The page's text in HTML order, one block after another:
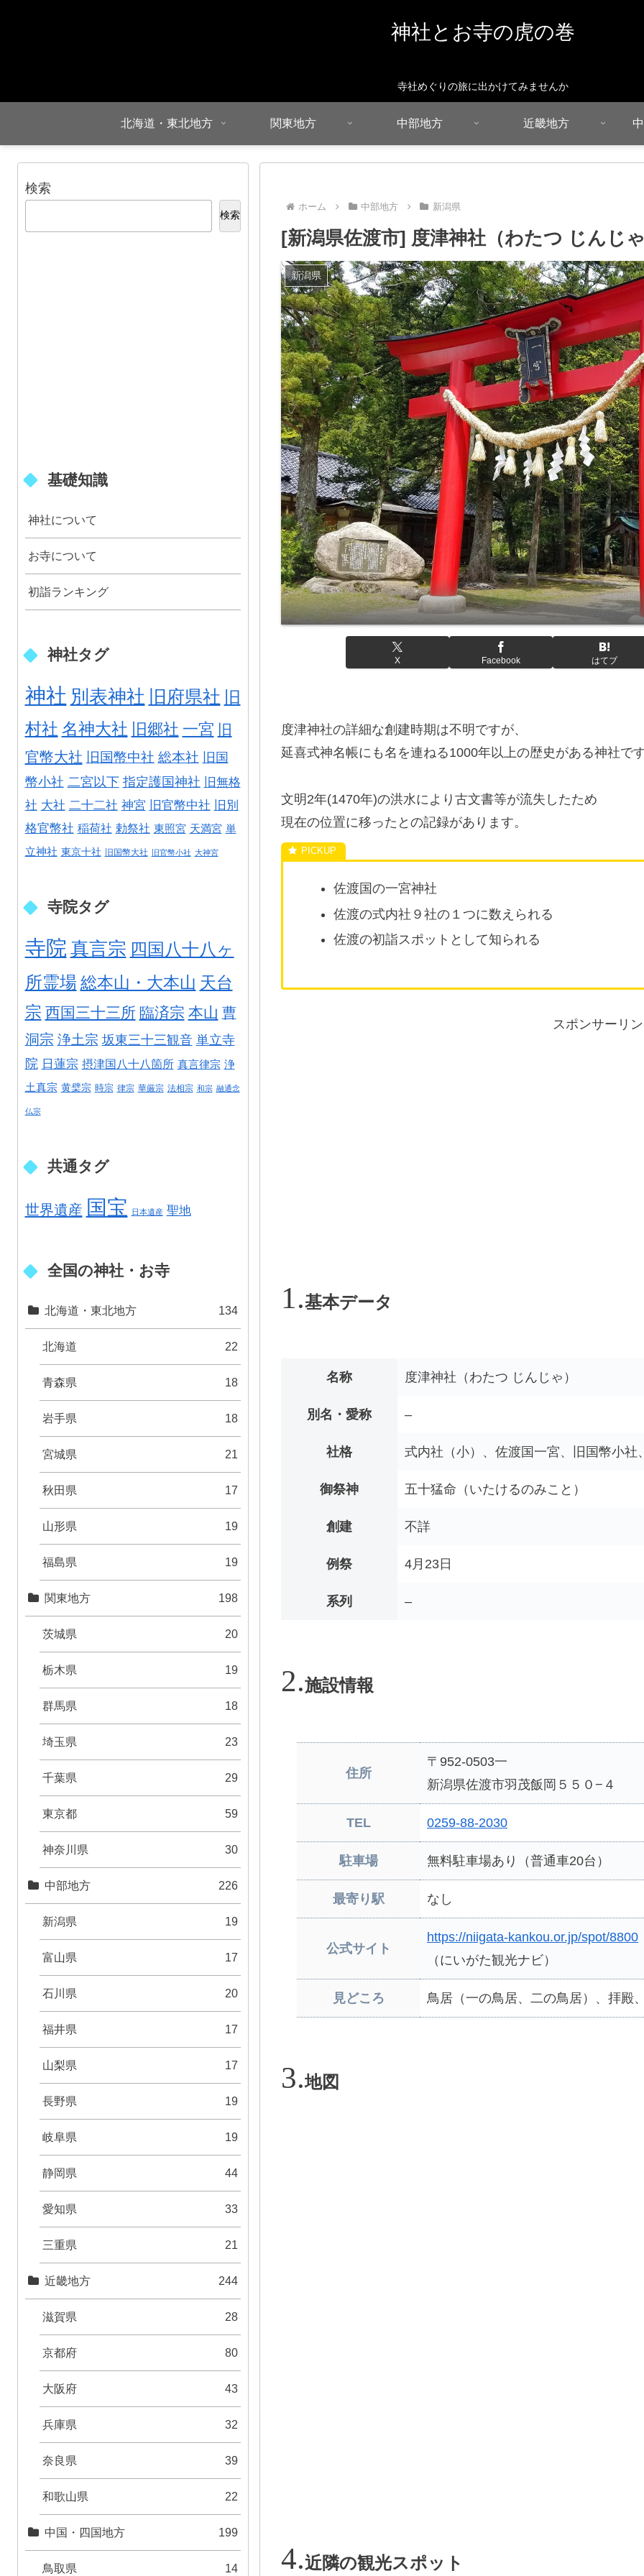
神社とお寺の虎の巻
寺社めぐりの旅に出かけてみませんか
北海道・東北地方 関東地方 中部地方 近畿地方
ホーム 中部地方 新潟県
[新潟県佐渡市] 度津神社（わたつ じんじ
新潟県
X Facebook はてブ
度津神社の詳細な創建時期は不明ですが、
延喜式神名帳にも名を連ねる1000年以上の歴史がある神社で
文明2年(1470年)の洪水により古文書等が流失したため
現在の位置に移ったとの記録があります。
佐渡国の一宮神社
佐渡の式内社９社の１つに数えられる
佐渡の初詣スポットとして知られる
スポンサーリ
基本データ
名称 度津神社（わたつ じんじゃ）
別名・愛称 –
社格 式内社（小）、佐渡国一宮、旧国幣小社
御祭神 五十猛命（いたけるのみこと）
創建 不詳
例祭 4月23日
系列 –
施設情報
住所
〒952-0503一
新潟県佐渡市羽茂飯岡５５０−４
TEL 0259-88-2030
駐車場 無料駐車場あり（普通車20台）
最寄り駅 なし
公式サイト
https://niigata-kankou.or.jp/spot/8800
（にいがた観光ナビ）
見どころ 鳥居（一の鳥居、二の鳥居）、拝殿
地図
近隣の観光スポット
検索
検索
基礎知識
神社について
お寺について
初詣ランキング
神社タグ
神社 別表神社 旧府県社 旧
村社 名神大社 旧郷社 一宮
旧
官幣大社
旧国幣中社 総本社
旧国
幣小社 二宮以下 指定護国神社 旧無格
社 大社 二十二社 神宮 旧官幣中社
旧別
格官幣社 稲荷社 勅祭社 東照宮 天満宮 単
立神社 東京十社 旧国幣大社 旧官幣小社 大神宮
寺院タグ
寺院 真言宗 四国八十八ヶ
所霊場 総本山・大本山 天台
宗 西国三十三所 臨済宗 本山 曹
洞宗 浄土宗 坂東三十三観音 単立寺
院 日蓮宗 摂津国八十八箇所 真言律宗 浄
土真宗 黄檗宗 時宗 律宗 華厳宗 法相宗 和宗 融通念
仏宗
共通タグ
世界遺産 国宝 日本遺産 聖地
全国の神社・お寺
北海道・東北地方 134
北海道 22
青森県 18
岩手県 18
宮城県 21
秋田県 17
山形県 19
福島県 19
関東地方 198
茨城県 20
栃木県 19
群馬県 18
埼玉県 23
千葉県 29
東京都 59
神奈川県 30
中部地方 226
新潟県 19
富山県 17
石川県 20
福井県 17
山梨県 17
長野県 19
岐阜県 19
静岡県 44
愛知県 33
三重県 21
近畿地方 244
滋賀県 28
京都府 80
大阪府 43
兵庫県 32
奈良県 39
和歌山県 22
中国・四国地方 199
鳥取県 14